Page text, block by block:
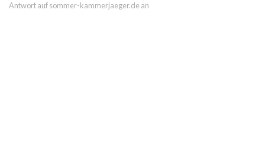
Antwort auf sommer-kammerjaeger.de an